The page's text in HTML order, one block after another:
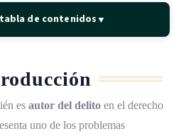
del hecho como
de contenidos▼
es autor del delito en el derecho
uno de los problemas